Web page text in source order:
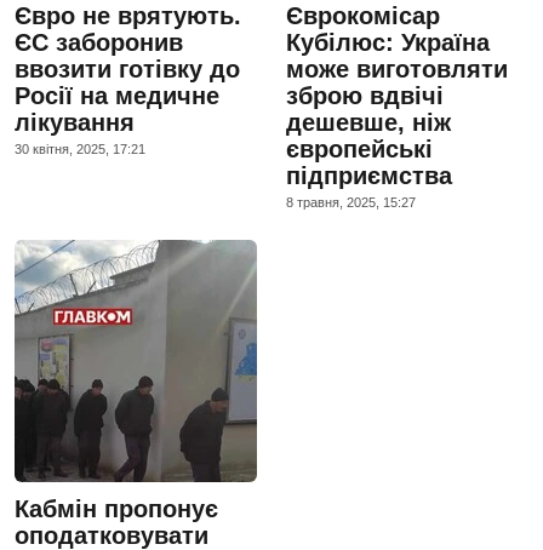
Євро не врятують.
ЄС заборонив
ввозити готівку до
Росії на медичне
лікування
30 квiтня, 2025, 17:21
Єврокомісар
Кубілюс: Україна
може виготовляти
зброю вдвічі
дешевше, ніж
європейські
підприємства
8 травня, 2025, 15:27
Кабмін пропонує
оподатковувати